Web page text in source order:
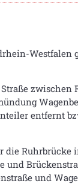
Westfalen
entfernt
die
und
und